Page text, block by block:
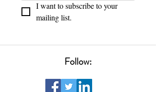
I want to subscribe to your
mailing list.
Follow: